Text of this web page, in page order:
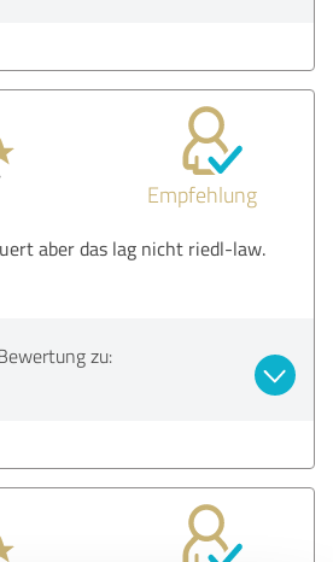
Empfehlung
aber das lag nicht riedl-law.
zu: